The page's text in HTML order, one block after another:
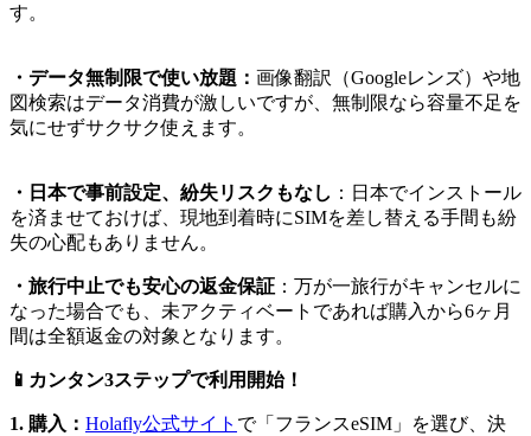
す。
・データ無制限で使い放題： 画像翻訳（Googleレンズ）や地
図検索はデータ消費が激しいですが、無制限なら容量不足を
気にせずサクサク使えます。
・日本で事前設定、紛失リスクもなし ：日本でインストール
を済ませておけば、現地到着時にSIMを差し替える手間も紛
失の心配もありません。
・旅行中止でも安心の返金保証 ：万が一旅行がキャンセルに
なった場合でも、未アクティベートであれば購入から6ヶ月
間は全額返金の対象となります。
📱カンタン3ステップで利用開始！
1. 購入： Holafly公式サイト で「フランスeSIM」を選び、決